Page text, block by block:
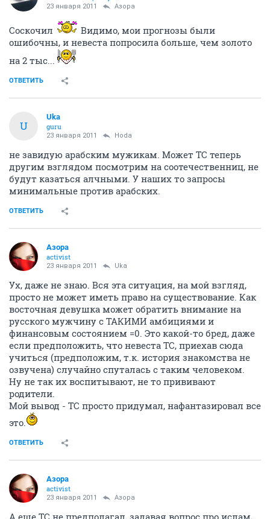
23 января 2011 Азора
Соскочил
Видимо, мои прогнозы были
ошибочны, и невеста попросила больше, чем золото
на 2 тыс...
ОТВЕТИТЬ
U
Uka
guru
23 января 2011 Hoda
не завидую арабским мужикам. Может ТС теперь
другим взглядом посмотрим на соотечественниц, не
будут казаться алчными. У наших то запросы
минимальные против арабских.
ОТВЕТИТЬ
Азора
activist
23 января 2011 Uka
Ух, даже не знаю. Вся эта ситуация, на мой взгляд,
просто не может иметь право на существование. Как
восточная девушка может обратить внимание на
русского мужчину с ТАКИМИ амбициями и
финансовым состоянием =0. Это какой-то бред, даже
если предположить, что невеста ТС, приехав сюда
учиться (предположим, т.к. история знакомства не
озвучена) случайно спуталась с таким человеком.
Ну не так их воспитывают, не то прививают
родители.
Мой вывод - ТС просто придумал, нафантазировал все
это.
ОТВЕТИТЬ
Азора
activist
23 января 2011 Азора
А еще ТС не предполагал, задавая вопрос про ислам,